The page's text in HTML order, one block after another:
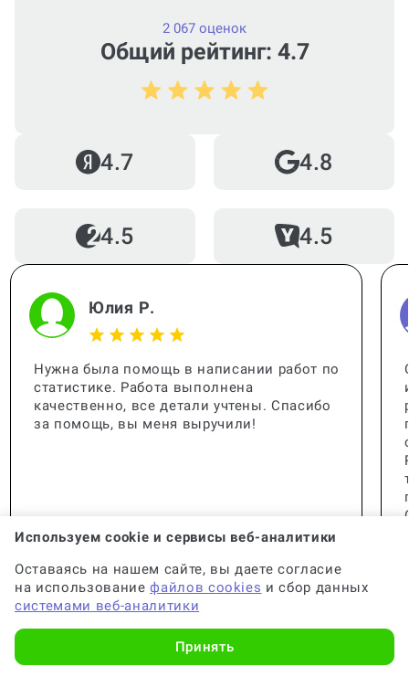
Общий рейтинг: 4.7
2 067 оценок
4.7 4.8
4.5 4.5
Юлия Р.
Нужна была помощь в написании работ по
статистике. Работа выполнена
качественно, все детали учтены. Спасибо
за помощь, вы меня выручили!
Используем cookie и сервисы веб-аналитики
Оставаясь на нашем сайте, вы даете согласие
на использованиефайлов cookies и сбор данных
системами веб-аналитики
Принять